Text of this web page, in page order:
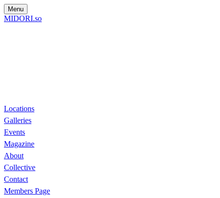
Menu
MIDORI.so
Locations
Galleries
Events
Magazine
About
Collective
Contact
Members Page